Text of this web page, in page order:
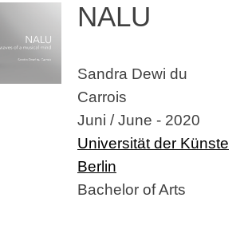
NALU
Sandra Dewi du
Carrois
Juni / June - 2020
Universität der Künste
Berlin
Bachelor of Arts